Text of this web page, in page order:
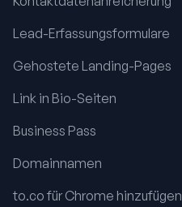
Lead-Erfassungsformulare
Gehostete Landing-Pages
Link in Bio-Seiten
Business Pass
Domainnamen
to.co für Chrome hinzufügen